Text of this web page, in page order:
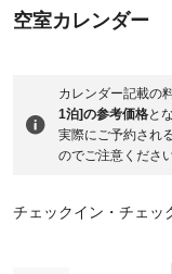
空室カレンダー
カレンダー記載の
1泊]の参考価格と
実際にご予約され
のでご注意ください
チェックイン・チェッ